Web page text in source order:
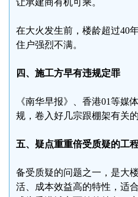
让承建商有机可乘。
在大火发生前，楼龄超过40
住户强烈不满。
四、施工方早有违规定罪
《南华早报》、香港01等媒
规，卷入好几宗跟棚架有关
五、疑点重重倍受质疑的工
备受质疑的问题之一，是大
活、成本效益高的特性，适